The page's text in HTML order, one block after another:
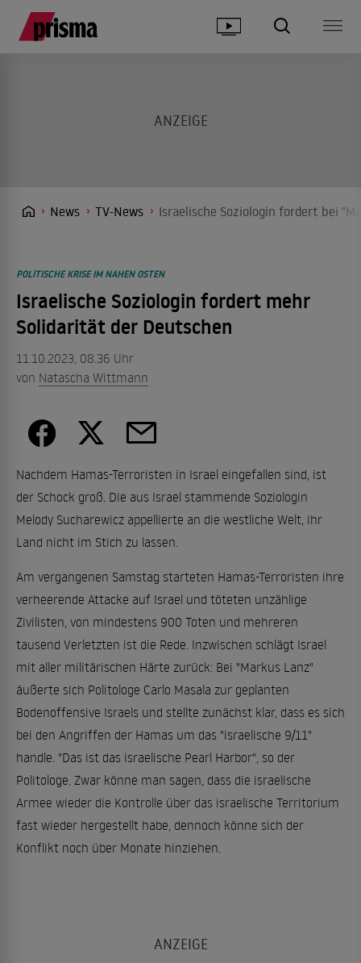
News TV-News Israelische Soziologin fordert bei
POLITISCHE KRISE IM NAHEN OSTEN
Israelische Soziologin fordert mehr
Solidarität der Deutschen
11.10.2023, 08.36 Uhr
von Natascha Wittmann
Nachdem Hamas-Terroristen in Israel eingefallen sind, ist
der Schock groß. Die aus Israel stammende Soziologin
Melody Sucharewicz appellierte an die westliche Welt, ihr
Land nicht im Stich zu lassen.
Am vergangenen Samstag starteten Hamas-Terroristen ihre
verheerende Attacke auf Israel und töteten unzählige
Zivilisten, von mindestens 900 Toten und mehreren
tausend Verletzten ist die Rede. Inzwischen schlägt Israel
mit aller militärischen Härte zurück: Bei "Markus Lanz"
äußerte sich Politologe Carlo Masala zur geplanten
Bodenoffensive Israels und stellte zunächst klar, dass es sich
bei den Angriffen der Hamas um das "israelische 9/11"
handle. "Das ist das israelische Pearl Harbor", so der
Politologe. Zwar könne man sagen, dass die israelische
Armee wieder die Kontrolle über das israelische Territorium
fast wieder hergestellt habe, dennoch könne sich der
Konflikt noch über Monate hinziehen.